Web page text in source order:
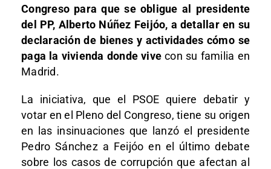
Congreso para que se obligue al presidente
del PP, Alberto Núñez Feijóo, a detallar en su
declaración de bienes y actividades cómo se
paga la vivienda donde vive con su familia en
Madrid.
La iniciativa, que el PSOE quiere debatir y
votar en el Pleno del Congreso, tiene su origen
en las insinuaciones que lanzó el presidente
Pedro Sánchez a Feijóo en el último debate
sobre los casos de corrupción que afectan al